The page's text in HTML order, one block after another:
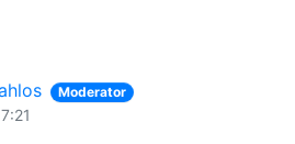
Moderator